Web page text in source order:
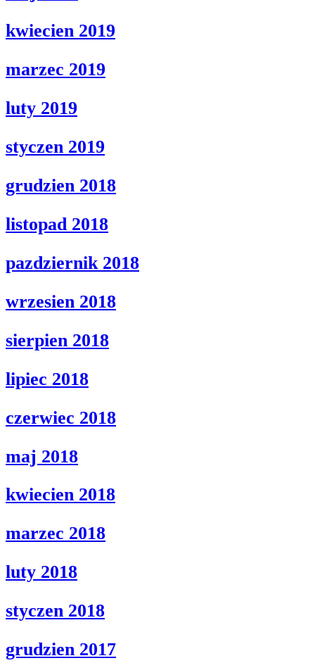
kwiecien 2019
marzec 2019
luty 2019
styczen 2019
grudzien 2018
listopad 2018
pazdziernik 2018
wrzesien 2018
sierpien 2018
lipiec 2018
czerwiec 2018
maj 2018
kwiecien 2018
marzec 2018
luty 2018
styczen 2018
grudzien 2017